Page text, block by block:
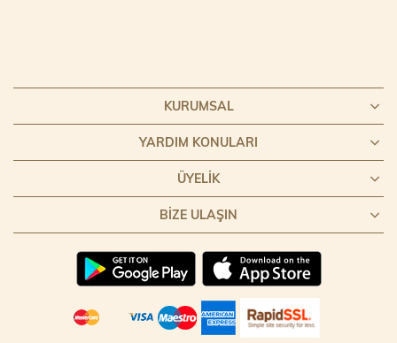
KURUMSAL
YARDIM KONULARI
ÜYELIK
BIZE ULAŞIN